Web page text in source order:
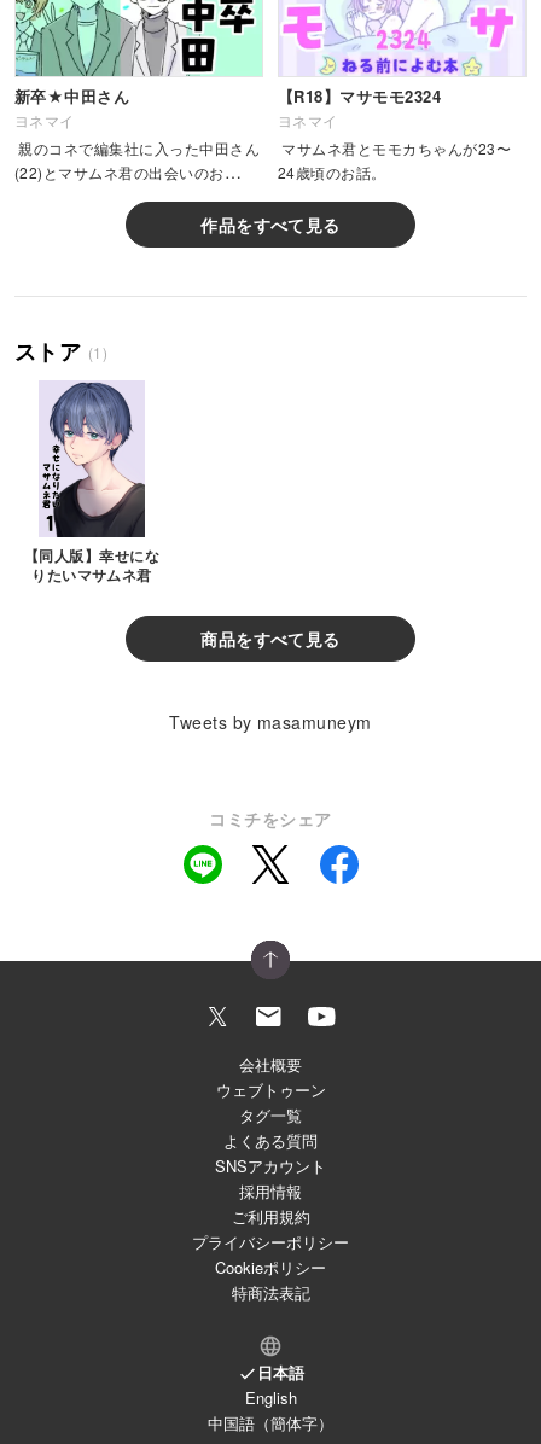
新卒★中田さん
ヨネマイ
親のコネで編集社に入った中田さん
(22)とマサムネ君の出会いのお
【R18】マサモモ2324
ヨネマイ
マサムネ君とモモカちゃんが23〜
24歳頃のお話。
作品をすべて見る
ストア (1)
【同人版】幸せにな
りたいマサムネ君
商品をすべて見る
Tweets by masamuneym
コミチをシェア
会社概要
ウェブトゥーン
タグ一覧
よくある質問
SNSアカウント
採用情報
ご利用規約
プライバシーポリシー
Cookieポリシー
特商法表記
日本語
English
中国語（簡体字）